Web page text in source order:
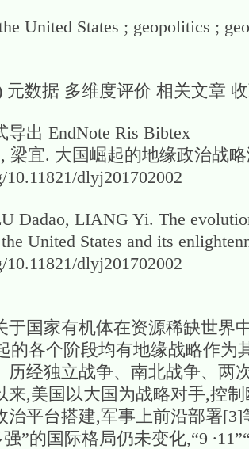
United States ; geopolitics ;
元数据 多维度评价 相关文章
出 EndNote Ris Bibtex
梁宜. 大国崛起的地缘政治战
10.11821/dlyj201702002
Dadao, LIANG Yi. The
United States and its
10.11821/dlyj201702002
于国家有机体在资源稀缺世界
的各个阶段均有地缘战略作
历经独立战争、南北战争、两
来,美国以大国为战略对手,控
治平台搭建,军事上前沿部署
”的国际格局仍未变化,“9